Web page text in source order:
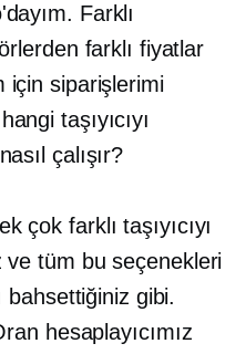
Farklı
farklı fiyatlar
için siparişlerimi
taşıyıcıyı
çalışır?
çok farklı taşıyıcıyı
ve tüm bu seçenekleri
bahsettiğiniz gibi.
hesaplayıcımız